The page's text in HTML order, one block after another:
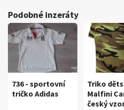
Podobné inzeráty
736 - sportovní
tričko Adidas
Triko
Malfini
český